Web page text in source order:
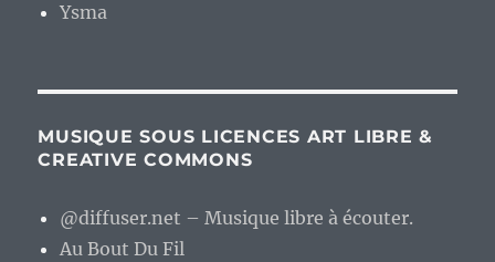
Ysma
MUSIQUE SOUS LICENCES ART LIBRE &
CREATIVE COMMONS
@diffuser.net – Musique libre à écouter.
Au Bout Du Fil